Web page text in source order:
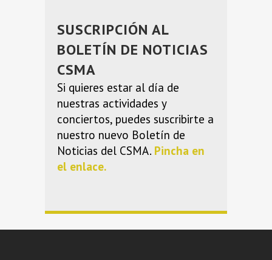
SUSCRIPCIÓN AL
BOLETÍN DE NOTICIAS
CSMA
Si quieres estar al día de
nuestras actividades y
conciertos, puedes suscribirte a
nuestro nuevo Boletín de
Noticias del CSMA. Pincha en
el enlace.